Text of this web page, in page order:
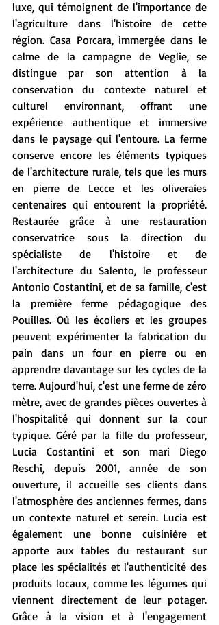
luxe, qui témoignent de l'importance de
l'agriculture dans l'histoire de cette
région. Casa Porcara, immergée dans le
calme de la campagne de Veglie, se
distingue par son attention à la
conservation du contexte naturel et
culturel environnant, offrant une
expérience authentique et immersive
dans le paysage qui l'entoure. La ferme
conserve encore les éléments typiques
de l'architecture rurale, tels que les murs
en pierre de Lecce et les oliveraies
centenaires qui entourent la propriété.
Restaurée grâce à une restauration
conservatrice sous la direction du
spécialiste de l'histoire et de
l'architecture du Salento, le professeur
Antonio Costantini, et de sa famille, c'est
la première ferme pédagogique des
Pouilles. Où les écoliers et les groupes
peuvent expérimenter la fabrication du
pain dans un four en pierre ou en
apprendre davantage sur les cycles de la
terre. Aujourd'hui, c'est une ferme de zéro
mètre, avec de grandes pièces ouvertes à
l'hospitalité qui donnent sur la cour
typique. Géré par la fille du professeur,
Lucia Costantini et son mari Diego
Reschi, depuis 2001, année de son
ouverture, il accueille ses clients dans
l'atmosphère des anciennes fermes, dans
un contexte naturel et serein. Lucia est
également une bonne cuisinière et
apporte aux tables du restaurant sur
place les spécialités et l'authenticité des
produits locaux, comme les légumes qui
viennent directement de leur potager.
Grâce à la vision et à l'engagement